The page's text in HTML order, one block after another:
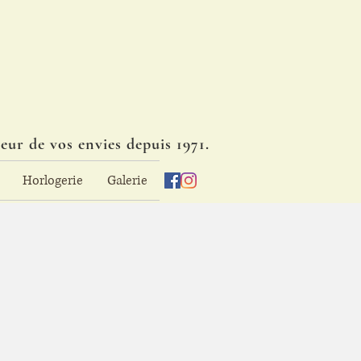
de vos envies depuis 1971.
Horlogerie Galerie